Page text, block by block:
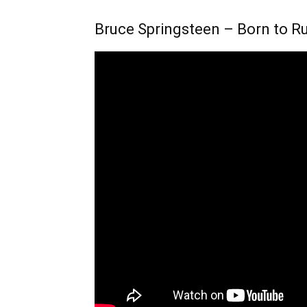
Bruce Springsteen – Born to